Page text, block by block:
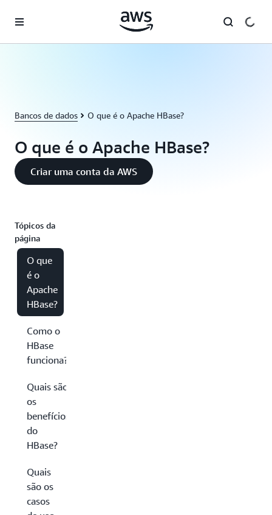
Pular para o conteúdo principal
Bancos de dados O que é o Apache HBase?
O que é o Apache HBase?
Criar uma conta da AWS
Tópicos da
página
O que
é o
Apache
HBase?
Como o
HBase
funciona?
Quais são
os
benefícios
do
HBase?
Quais
são os
casos